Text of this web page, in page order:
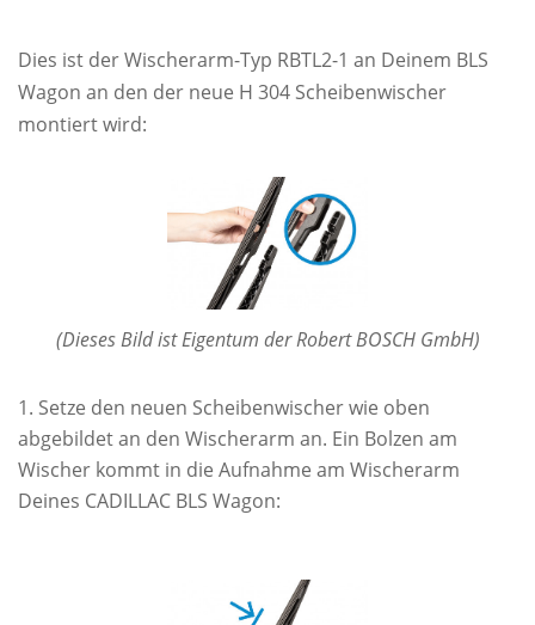
Dies ist der Wischerarm-Typ RBTL2-1 an Deinem BLS
Wagon an den der neue H 304 Scheibenwischer
montiert wird:
(Dieses Bild ist Eigentum der Robert BOSCH GmbH)
Setze den neuen Scheibenwischer wie oben
abgebildet an den Wischerarm an. Ein Bolzen am
Wischer kommt in die Aufnahme am Wischerarm
Deines CADILLAC BLS Wagon: